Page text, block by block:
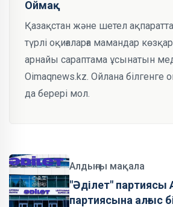
Оймақ
Қазақстан және шетел
түрлі оқиғаларға мамандар
арнайы сараптама ұсынатын
Oimaqnews.kz. Ойлана білгенге
да берері мол.
Алдыңғы мақала
"Әділет" партиясы
партиясына алғыс